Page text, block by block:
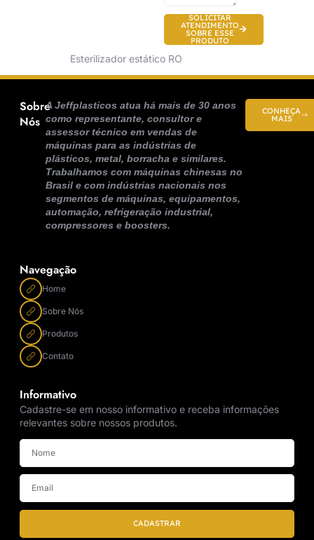
SOLICITAR
ATENDIMENTO
SOBRE ESSE
PRODUTO
Esterilizador estático RO
Sobre
Nós
A Jeffplasticos atua há mais de 30 anos
como representante, consultor e
assessor técnico em vendas de
máquinas para as indústrias de
plásticos, metal, borracha e similares.
Trabalhamos com máquinas chinesas no
Brasil e com indústrias nacionais nos
segmentos de máquinas, equipamentos,
automação, refrigeração industrial,
compressores e boosters.
CONHEÇA
MAIS
Navegação
Home
Sobre Nós
Produtos
Contato
Informativo
Cadastre-se em nosso informativo e receba informações
relevantes sobre nossos produtos.
CADASTRAR